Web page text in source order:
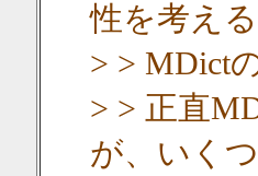
性を考え
> > MDict
> > 正直
が、いく